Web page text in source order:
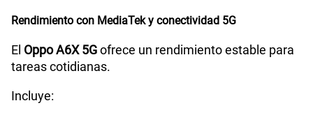
Capacidad Memoria Interna 256GB
Rendimiento con MediaTek y conectividad 5G
El Oppo A6X 5Gofrece un rendimiento estable para
tareas cotidianas.
Incluye: